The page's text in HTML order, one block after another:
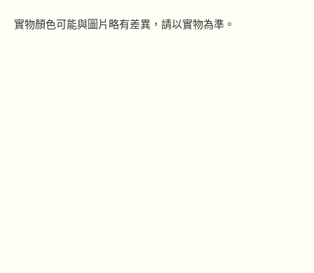
實物顏色可能與圖片略有差異，請以實物為準。